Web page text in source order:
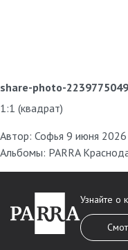
share-photo-
1:1 (квадрат)
Автор: Софья 9 июня
Альбомы: PARRA
Узнайте о